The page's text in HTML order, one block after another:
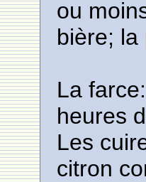
ou
bière; la
La
heures
Les
citron